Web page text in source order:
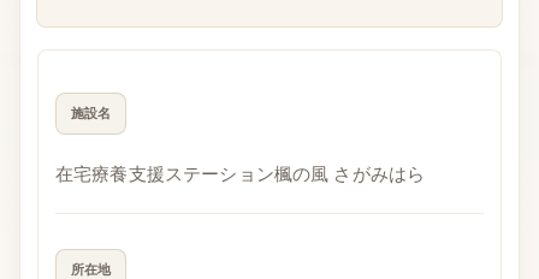
施設名
在宅療養支援ステーション楓の風 さがみはら
所在地